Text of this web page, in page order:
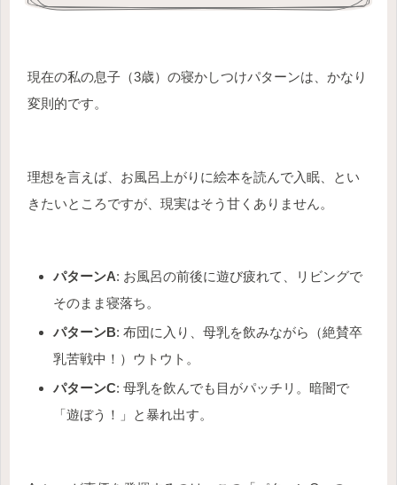
現在の私の息子（3歳）の寝かしつけパターンは、かなり
変則的です。
理想を言えば、お風呂上がりに絵本を読んで入眠、とい
きたいところですが、現実はそう甘くありません。
パターンA: お風呂の前後に遊び疲れて、リビングで
そのまま寝落ち。
パターンB: 布団に入り、母乳を飲みながら（絶賛卒
乳苦戦中！）ウトウト。
パターンC: 母乳を飲んでも目がパッチリ。暗闇で
「遊ぼう！」と暴れ出す。